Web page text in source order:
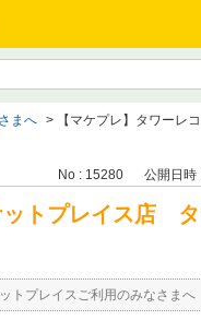
まへ >
【マケプレ】タワーレ
No : 15280 公開日時
ットプレイス店
トプレイスご利用のみなさまへ